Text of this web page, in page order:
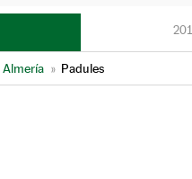
Almería » Padules